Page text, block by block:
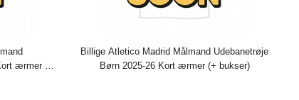
ærmer (+
Billige Atletico Madrid Målmand Udebanetrøje
Børn 2025-26 Kort ærmer (+ bukser)